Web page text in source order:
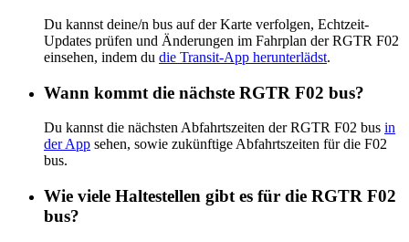
Du kannst deine/n bus auf der Karte verfolgen, Echtzeit-
Updates prüfen und Änderungen im Fahrplan der RGTR F02
einsehen, indem du die Transit-App herunterlädst.
Wann kommt die nächste RGTR F02 bus?
Du kannst die nächsten Abfahrtszeiten der RGTR F02 bus in
der App sehen, sowie zukünftige Abfahrtszeiten für die F02
bus.
Wie viele Haltestellen gibt es für die RGTR F02
bus?